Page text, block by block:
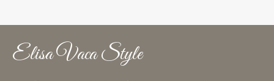
Elisa Vaca Style